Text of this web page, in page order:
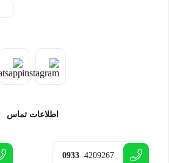
اطلاعات تماس
0933 4209267